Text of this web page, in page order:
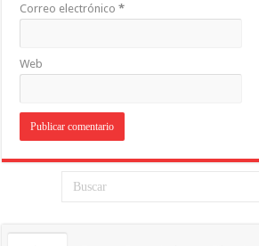
Correo electrónico*
Web